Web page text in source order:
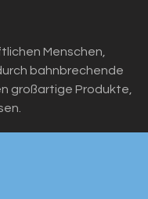
Menschen,
bahnbrechende
großartige Produkte,